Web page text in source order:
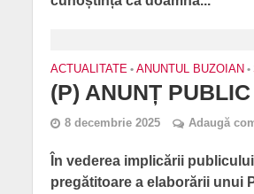
ACTUALITATE • ANUNTUL BUZOIAN •
(P) ANUNȚ
8 decembrie 2025 Adaugă
În vederea implicării
pregătitoare a elaborării unui